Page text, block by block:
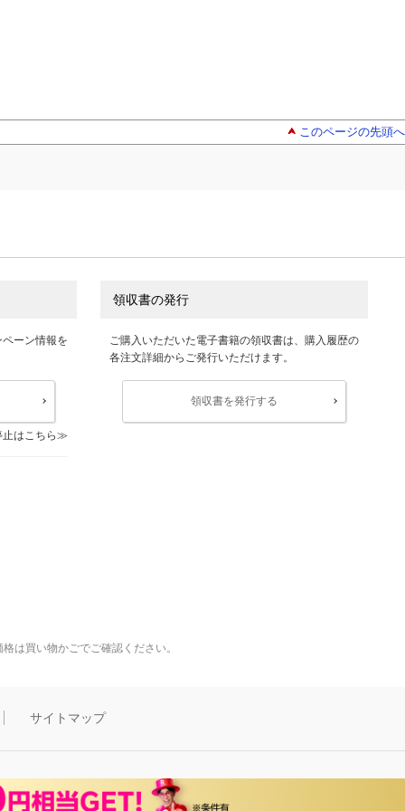
このページの先頭へ
ーン情報を
はこちら
領収書の発行
ご購入いただいた電子書籍の領収書は、購入履歴の
各注文詳細からご発行いただけます。
領収書を発行する
は買い物かごでご確認ください。
サイトマップ